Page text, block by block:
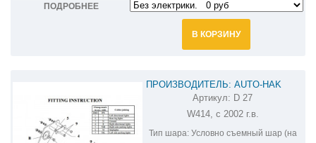
ПОДРОБНЕЕ
В КОРЗИНУ
ПРОИЗВОДИТЕЛЬ: AUTO-HAK
ФАРКОП НА MERCEDES VANEO D 27
Артикул: D 27
W414, с 2002 г.в.
Тип шара:Условно съемный шар (на